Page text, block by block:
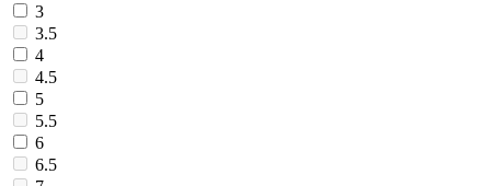
3
3.5
4
4.5
5
5.5
6
6.5